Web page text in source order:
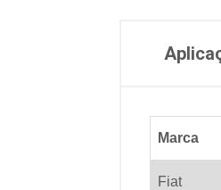
Marca
Fiat